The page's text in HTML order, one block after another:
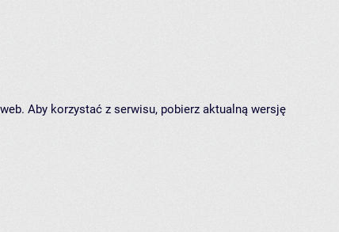
Aby korzystać z serwisu, pobierz aktualną wersję